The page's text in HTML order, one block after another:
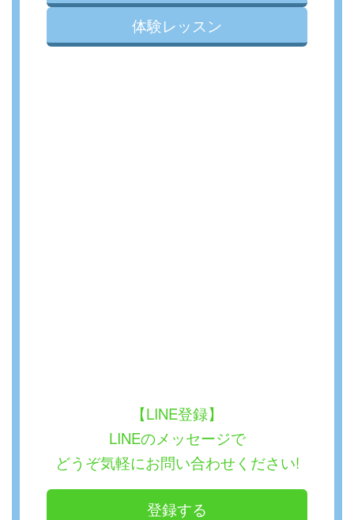
体験レッスン
【LINE登録】
LINEのメッセージで
どうぞ気軽にお問い合わせください!
登録する